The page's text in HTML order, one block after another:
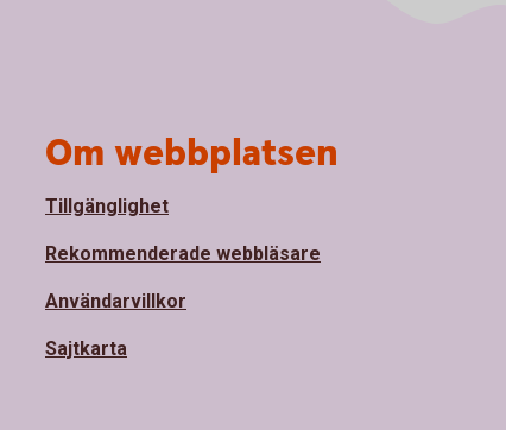
Om webbplatsen
Tillgänglighet
Rekommenderade webbläsare
Användarvillkor
Sajtkarta